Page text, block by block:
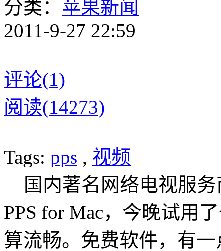
分类： 苹果新闻
2011-9-27 22:59
评论(1)
阅读(14273)
Tags: pps , 视频
国内著名网络电视服务
PPS for Mac，今晚试用
算流畅。免费软件，有